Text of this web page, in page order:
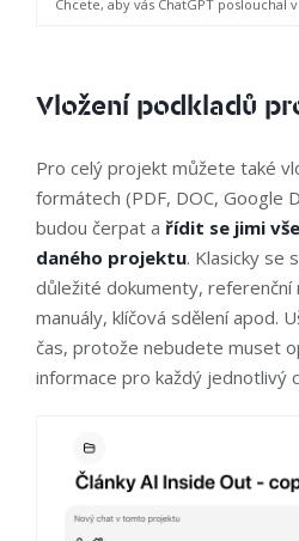
Chcete, aby vás ChatGPT poslouchal
Vložení podkladů
Pro celý projekt můžete také
formátech (PDF, DOC, Google
budou čerpat a řídit se jimi
daného projektu. Klasicky se
důležité dokumenty, referenční
manuály, klíčová sdělení apod.
čas, protože nebudete muset
informace pro každý jednotlivý